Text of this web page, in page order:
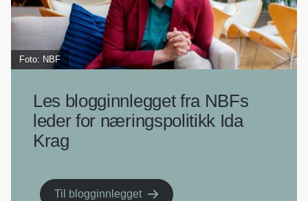
Foto: NBF
Les blogginnlegget fra NBFs
leder for næringspolitikk Ida
Krag
Til blogginnlegget